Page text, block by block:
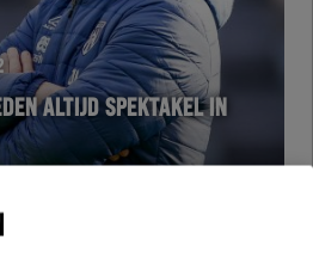
ALTIJD SPEKTAKEL IN